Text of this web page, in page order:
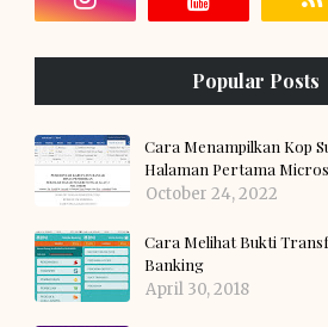
Popular Posts
Cara Menampilkan Kop
Halaman Pertama
October 24, 2022
Cara Melihat Bukti
Banking
April 30, 2018